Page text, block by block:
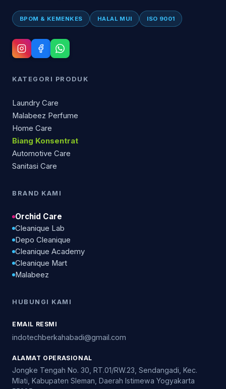
BPOM & KEMENKES HALAL MUI ISO 9001
KATEGORI PRODUK
Laundry Care
Malabeez Perfume
Home Care
Biang Konsentrat
Automotive Care
Sanitasi Care
BRAND KAMI
Orchid Care
Cleanique Lab
Depo Cleanique
Cleanique Academy
Cleanique Mart
Malabeez
HUBUNGI KAMI
EMAIL RESMI
indotechberkahabadi@gmail.com
ALAMAT OPERASIONAL
Jongke Tengah No. 30, RT.01/RW.23, Sendangadi, Kec.
Mlati, Kabupaten Sleman, Daerah Istimewa Yogyakarta